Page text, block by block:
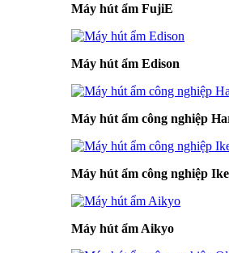
Máy hút ẩm FujiE
Máy hút ẩm Edison
Máy hút ẩm công nghiệp
Máy hút ẩm công nghiệp
Máy hút ẩm Aikyo